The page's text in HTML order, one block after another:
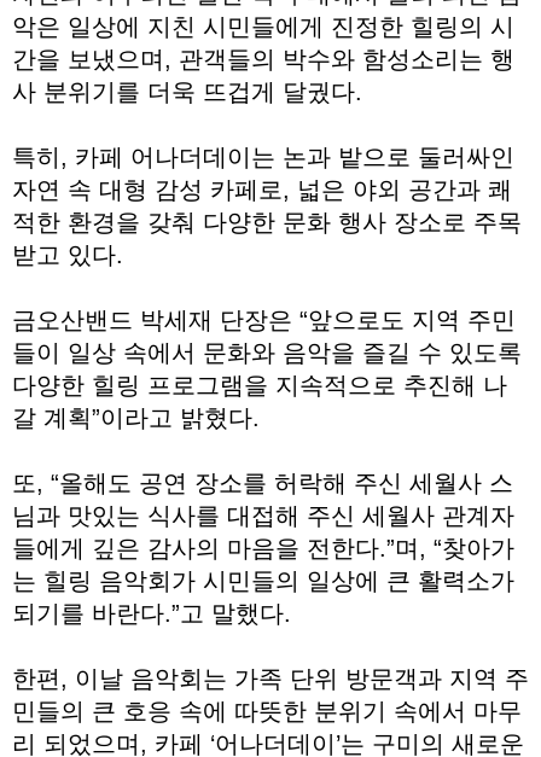
악은 일상에 지친 시민들에게 진정한 힐링의 시
간을 보냈으며, 관객들의 박수와 함성소리는 행
사 분위기를 더욱 뜨겁게 달궜다.
특히, 카페 어나더데이는 논과 밭으로 둘러싸인
자연 속 대형 감성 카페로, 넓은 야외 공간과 쾌
적한 환경을 갖춰 다양한 문화 행사 장소로 주목
받고 있다.
금오산밴드 박세재 단장은 “앞으로도 지역 주민
들이 일상 속에서 문화와 음악을 즐길 수 있도록
다양한 힐링 프로그램을 지속적으로 추진해 나
갈 계획”이라고 밝혔다.
또, “올해도 공연 장소를 허락해 주신 세월사 스
님과 맛있는 식사를 대접해 주신 세월사 관계자
들에게 깊은 감사의 마음을 전한다.”며, “찾아가
는 힐링 음악회가 시민들의 일상에 큰 활력소가
되기를 바란다.”고 말했다.
한편, 이날 음악회는 가족 단위 방문객과 지역 주
민들의 큰 호응 속에 따뜻한 분위기 속에서 마무
리 되었으며, 카페 ‘어나더데이’는 구미의 새로운